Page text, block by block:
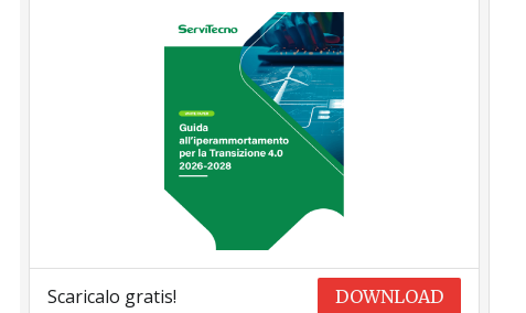
Scaricalo gratis! DOWNLOAD